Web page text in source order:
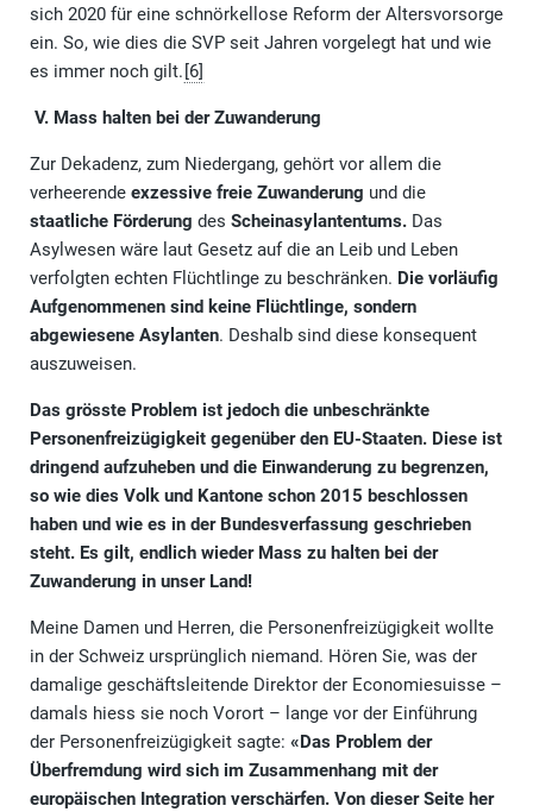
sich 2020 für eine schnörkellose Reform der Altersvorsorge
ein. So, wie dies die SVP seit Jahren vorgelegt hat und wie
es immer noch gilt. [6]
V. Mass halten bei der Zuwanderung
Zur Dekadenz, zum Niedergang, gehört vor allem die
verheerende exzessive freie Zuwanderung und die
staatliche Förderung des Scheinasylantentums. Das
Asylwesen wäre laut Gesetz auf die an Leib und Leben
verfolgten echten Flüchtlinge zu beschränken. Die vorläufig
Aufgenommenen sind keine Flüchtlinge, sondern
abgewiesene Asylanten. Deshalb sind diese konsequent
auszuweisen.
Das grösste Problem ist jedoch die unbeschränkte
Personenfreizügigkeit gegenüber den EU-Staaten. Diese ist
dringend aufzuheben und die Einwanderung zu begrenzen,
so wie dies Volk und Kantone schon 2015 beschlossen
haben und wie es in der Bundesverfassung geschrieben
steht. Es gilt, endlich wieder Mass zu halten bei der
Zuwanderung in unser Land!
Meine Damen und Herren, die Personenfreizügigkeit wollte
in der Schweiz ursprünglich niemand. Hören Sie, was der
damalige geschäftsleitende Direktor der Economiesuisse –
damals hiess sie noch Vorort – lange vor der Einführung
der Personenfreizügigkeit sagte: «Das Problem der
Überfremdung wird sich im Zusammenhang mit der
europäischen Integration verschärfen. Von dieser Seite her